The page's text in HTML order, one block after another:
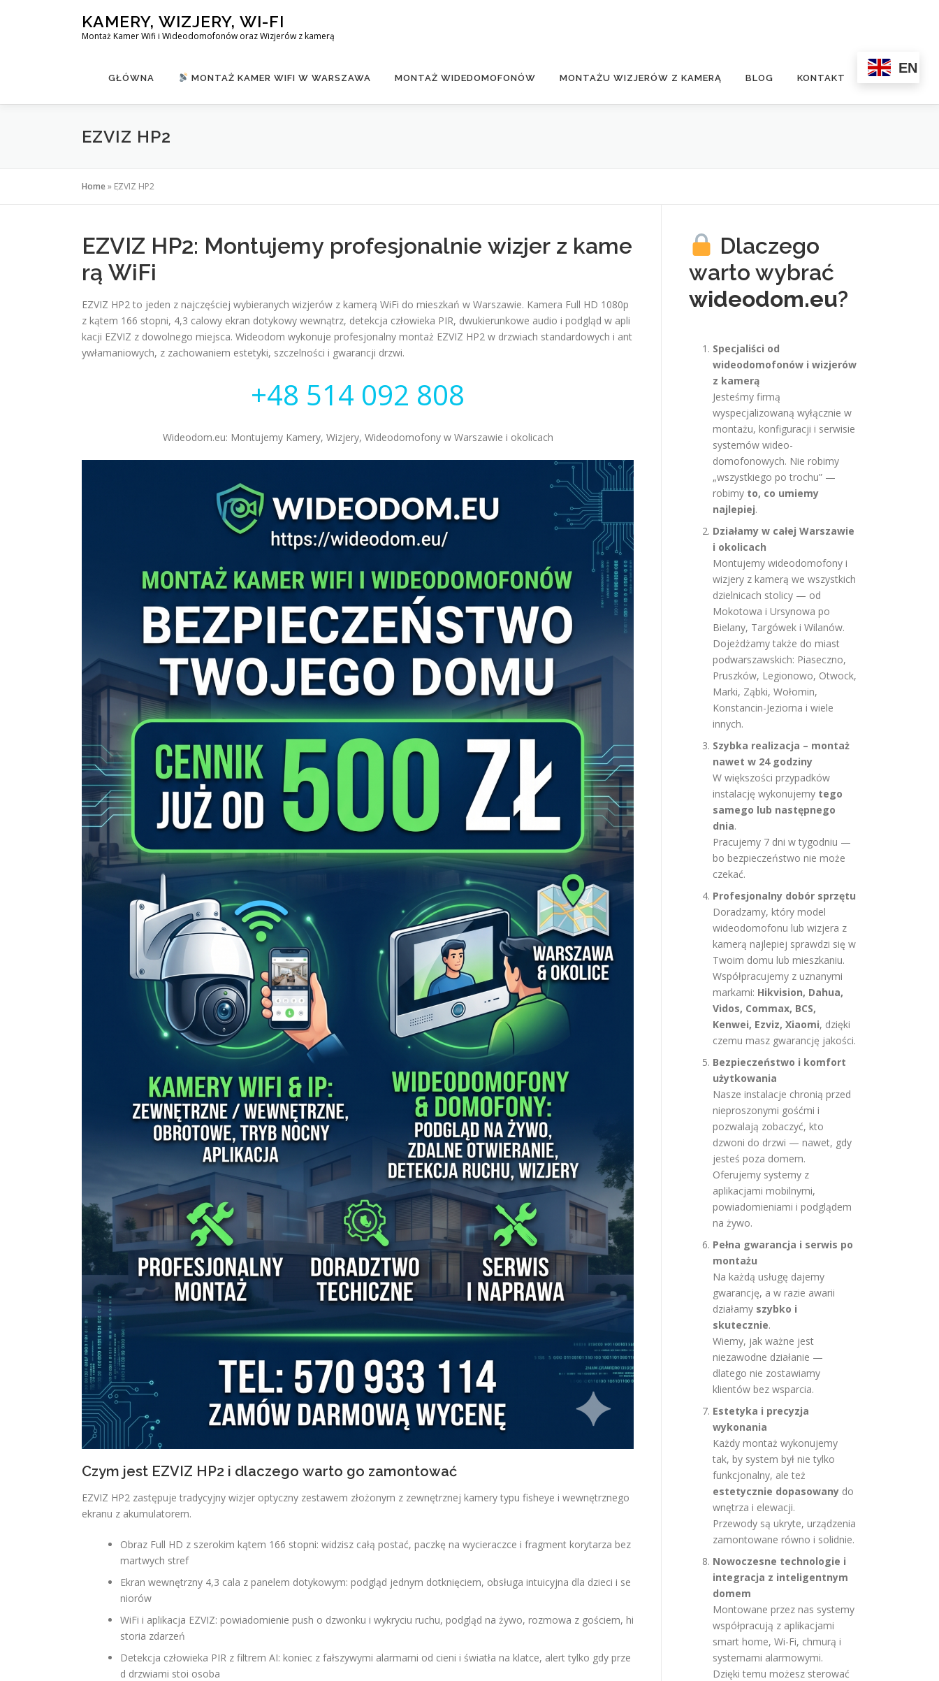
KAMERY, WIZJERY, WI-FI
Montaż Kamer Wifi i Wideodomofonów oraz Wizjerów z kamerą
GŁÓWNA MONTAŻ KAMER WIFI W WARSZAWA MONTAŻ WIDEDOMOFONÓW MONTAŻU WIZJERÓW Z KAMERĄ BLOG KONTAKT
EN
EZVIZ HP2
Home» EZVIZ HP2
EZVIZ HP2: Montujemy profesjonalnie wizjer z kame
rą WiFi
EZVIZ HP2 to jeden z najczęściej wybieranych wizjerów z kamerą WiFi do mieszkań w Warszawie. Kamera Full HD 1080p
z kątem 166 stopni, 4,3 calowy ekran dotykowy wewnątrz, detekcja człowieka PIR, dwukierunkowe audio i podgląd w apli
kacji EZVIZ z dowolnego miejsca. Wideodom wykonuje profesjonalny montaż EZVIZ HP2 w drzwiach standardowych i ant
ywłamaniowych, z zachowaniem estetyki, szczelności i gwarancji drzwi.
+48 514 092 808
Wideodom.eu: Montujemy Kamery, Wizjery, Wideodomofony w Warszawie i okolicach
Czym jest EZVIZ HP2 i dlaczego warto go zamontować
EZVIZ HP2 zastępuje tradycyjny wizjer optyczny zestawem złożonym z zewnętrznej kamery typu fisheye i wewnętrznego
ekranu z akumulatorem.
Obraz Full HD z szerokim kątem 166 stopni: widzisz całą postać, paczkę na wycieraczce i fragment korytarza bez
martwych stref
Ekran wewnętrzny 4,3 cala z panelem dotykowym: podgląd jednym dotknięciem, obsługa intuicyjna dla dzieci i se
niorów
WiFi i aplikacja EZVIZ: powiadomienie push o dzwonku i wykryciu ruchu, podgląd na żywo, rozmowa z gościem, hi
storia zdarzeń
Detekcja człowieka PIR z filtrem AI: koniec z fałszywymi alarmami od cieni i światła na klatce, alert tylko gdy prze
d drzwiami stoi osoba
Dlaczego
warto wybrać
wideodom.eu?
Specjaliści od
wideodomofonów i wizjerów
z kamerą
Jesteśmy firmą
wyspecjalizowaną wyłącznie w
montażu, konfiguracji i serwisie
systemów wideo-
domofonowych. Nie robimy
„wszystkiego po trochu” —
robimy to, co umiemy
najlepiej.
Działamy w całej Warszawie
i okolicach
Montujemy wideodomofony i
wizjery z kamerą we wszystkich
dzielnicach stolicy — od
Mokotowa i Ursynowa po
Bielany, Targówek i Wilanów.
Dojeżdżamy także do miast
podwarszawskich: Piaseczno,
Pruszków, Legionowo, Otwock,
Marki, Ząbki, Wołomin,
Konstancin-Jeziorna i wiele
innych.
Szybka realizacja – montaż
nawet w 24 godziny
W większości przypadków
instalację wykonujemy tego
samego lub następnego
dnia.
Pracujemy 7 dni w tygodniu —
bo bezpieczeństwo nie może
czekać.
Profesjonalny dobór sprzętu
Doradzamy, który model
wideodomofonu lub wizjera z
kamerą najlepiej sprawdzi się w
Twoim domu lub mieszkaniu.
Współpracujemy z uznanymi
markami: Hikvision, Dahua,
Vidos, Commax, BCS,
Kenwei, Ezviz, Xiaomi, dzięki
czemu masz gwarancję jakości.
Bezpieczeństwo i komfort
użytkowania
Nasze instalacje chronią przed
nieproszonymi gośćmi i
pozwalają zobaczyć, kto
dzwoni do drzwi — nawet, gdy
jesteś poza domem.
Oferujemy systemy z
aplikacjami mobilnymi,
powiadomieniami i podglądem
na żywo.
Pełna gwarancja i serwis po
montażu
Na każdą usługę dajemy
gwarancję, a w razie awarii
działamy szybko i
skutecznie.
Wiemy, jak ważne jest
niezawodne działanie —
dlatego nie zostawiamy
klientów bez wsparcia.
Estetyka i precyzja
wykonania
Każdy montaż wykonujemy
tak, by system był nie tylko
funkcjonalny, ale też
estetycznie dopasowany do
wnętrza i elewacji.
Przewody są ukryte, urządzenia
zamontowane równo i solidnie.
Nowoczesne technologie i
integracja z inteligentnym
domem
Montowane przez nas systemy
współpracują z aplikacjami
smart home, Wi-Fi, chmurą i
systemami alarmowymi.
Dzięki temu możesz sterować